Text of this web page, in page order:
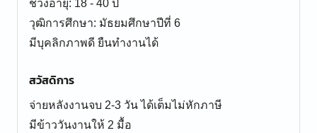
ช่วงอายุ: 18 - 40 ปี
วุฒิการศึกษา: มัธยมศึกษาปีที่ 6
มีบุคลิกภาพดี ยืนทำงานได้
สวัสดิการ
จ่ายหลังงานจบ 2-3 วัน ได้เต็มไม่หักภาษี
มีข้าววันงานให้ 2 มื้อ